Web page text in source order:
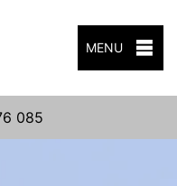
MENU
085